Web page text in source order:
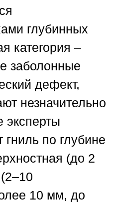
глубинных
категория –
заболонные
дефект,
незначительно
эксперты
по глубине
(до 2
(2–10
10 мм, до